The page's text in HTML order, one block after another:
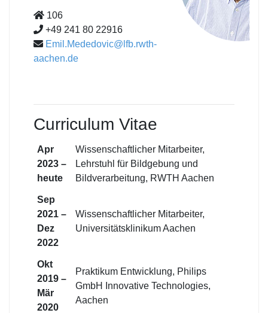
106
+49 241 80 22916
Emil.Mededovic@lfb.rwth-
aachen.de
Curriculum Vitae
Apr
2023 –
heute
Wissenschaftlicher Mitarbeiter,
Lehrstuhl für Bildgebung und
Bildverarbeitung, RWTH Aachen
Sep
2021 –
Dez
2022
Wissenschaftlicher Mitarbeiter,
Universitätsklinikum Aachen
Okt
2019 –
Mär
2020
Praktikum Entwicklung, Philips
GmbH Innovative Technologies,
Aachen